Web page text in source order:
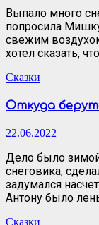
Выпало много
попросила
свежим
хотел сказать,
Сказки
Откуда
22.06.2022
Дело было
снеговика,
задумался
Антону было
Сказки